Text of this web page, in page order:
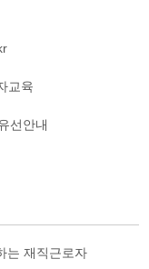
교육
선안내
는 재직근로자